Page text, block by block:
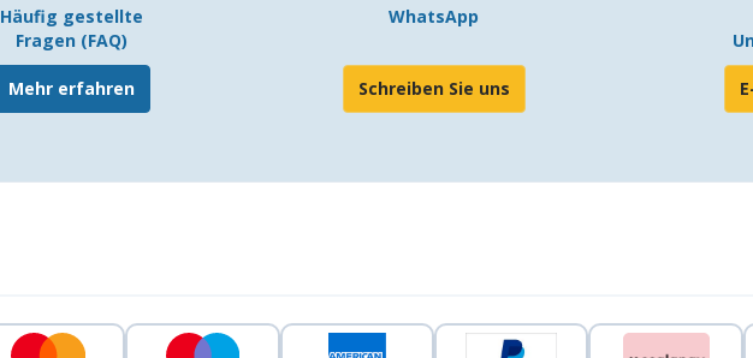
Häufig gestellte
Fragen (FAQ)
Mehr erfahren
WhatsApp
Schreiben Sie uns